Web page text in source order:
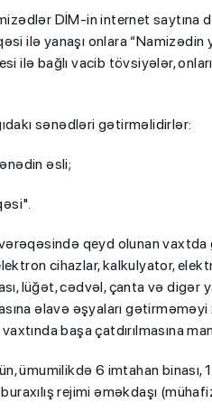
DİM-in internet saytına
ilə yanaşı onlara
ilə bağlı vacib tövsiyələr,
sənədləri gətirməlidirlər:
əsli;
vərəqəsində qeyd olunan
cihazlar, kalkulyator,
lüğət, cədvəl, çanta və digər
əlavə əşyaları
başa çatdırılmasına
ümumilikdə 6 imtahan
rejimi əməkdaşı